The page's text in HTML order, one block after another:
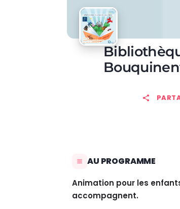
AU PROGRAMME
Animation pour les
accompagnent.